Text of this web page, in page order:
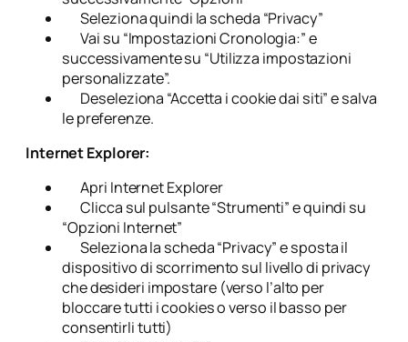
Seleziona quindi la scheda “Privacy”
Vai su “Impostazioni Cronologia:” e
successivamente su “Utilizza impostazioni
personalizzate”.
Deseleziona “Accetta i cookie dai siti” e salva
le preferenze.
Internet Explorer:
Apri Internet Explorer
Clicca sul pulsante “Strumenti” e quindi su
“Opzioni Internet”
Seleziona la scheda “Privacy” e sposta il
dispositivo di scorrimento sul livello di privacy
che desideri impostare (verso l’alto per
bloccare tutti i cookies o verso il basso per
consentirli tutti)